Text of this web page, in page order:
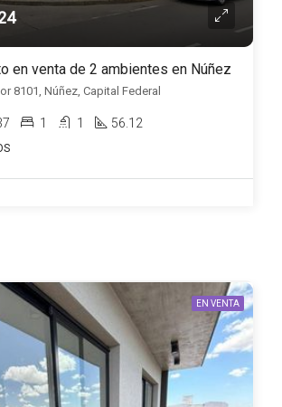
en venta de 2 ambientes en Núñez
8101, Núñez, Capital Federal
1 1 56.12
EN VENTA